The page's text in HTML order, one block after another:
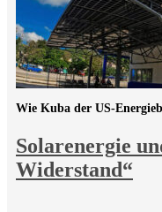
Solarenergie
Widerstand“
Wie Kuba der US-